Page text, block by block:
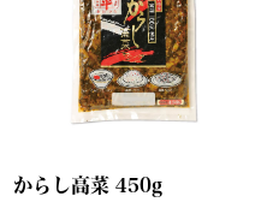
からし高菜 450g